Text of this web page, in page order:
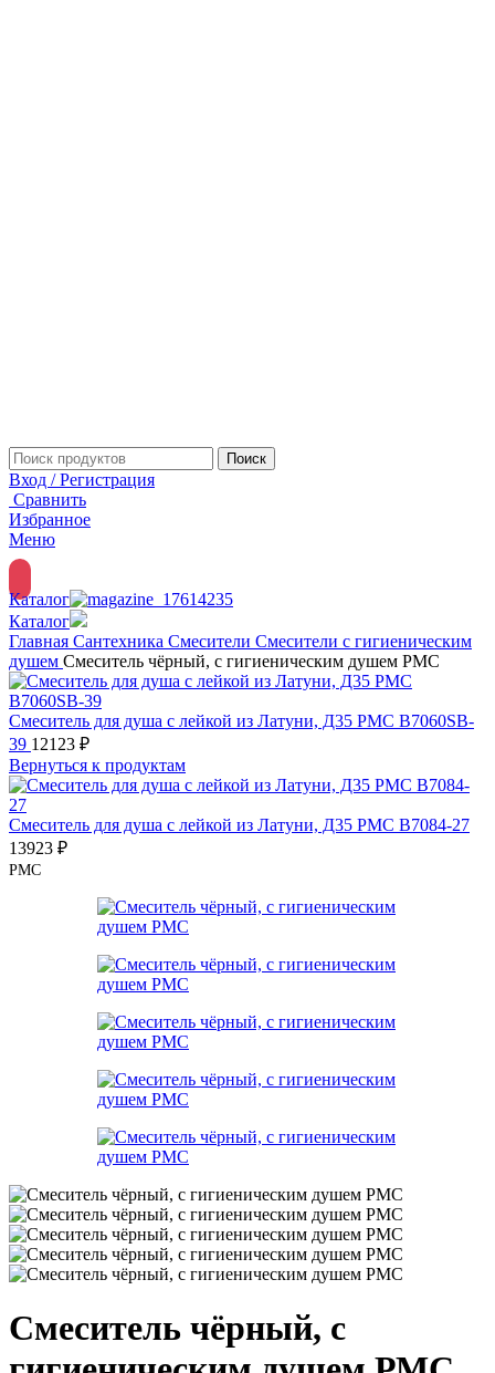
Поиск
Вход / Регистрация
Сравнить
Избранное
Меню
Каталог
Каталог
Главная Сантехника Смесители Смесители с гигиеническим
душем Смеситель чёрный, с гигиеническим душем РМС
Смеситель для душа с лейкой из Латуни, Д35 РМС B7060SB-
39 12123 ₽
Вернуться к продуктам
Смеситель для душа с лейкой из Латуни, Д35 РМС B7084-27
13923 ₽
РМС
Смеситель чёрный, с